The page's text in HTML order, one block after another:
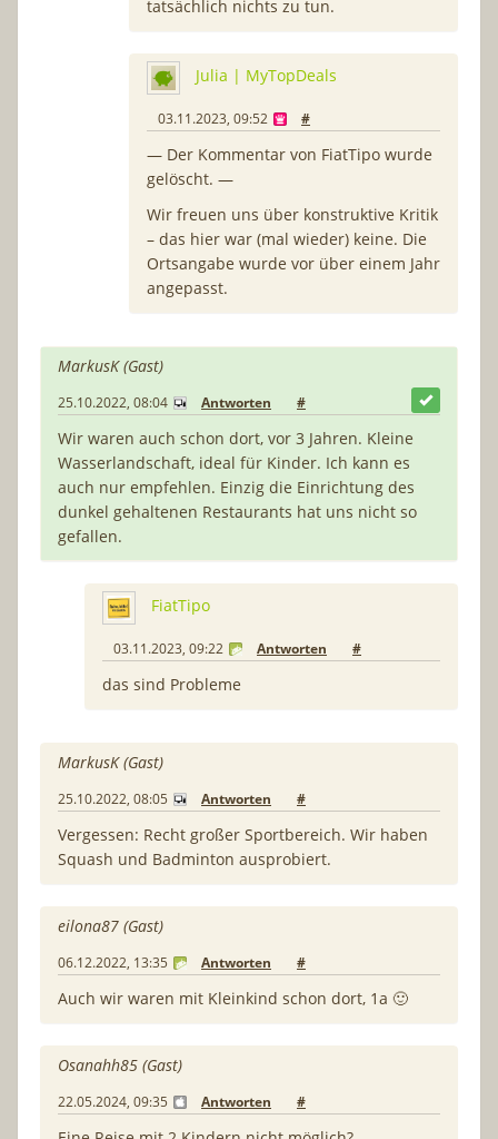
tatsächlich nichts zu tun.
Julia | MyTopDeals
03.11.2023, 09:52 #
— Der Kommentar von FiatTipo wurde
gelöscht. —
Wir freuen uns über konstruktive Kritik
– das hier war (mal wieder) keine. Die
Ortsangabe wurde vor über einem Jahr
angepasst.
MarkusK (Gast)
25.10.2022, 08:04 Antworten #
Wir waren auch schon dort, vor 3 Jahren. Kleine
Wasserlandschaft, ideal für Kinder. Ich kann es
auch nur empfehlen. Einzig die Einrichtung des
dunkel gehaltenen Restaurants hat uns nicht so
gefallen.
FiatTipo
03.11.2023, 09:22 Antworten #
das sind Probleme
MarkusK (Gast)
25.10.2022, 08:05 Antworten #
Vergessen: Recht großer Sportbereich. Wir haben
Squash und Badminton ausprobiert.
eilona87 (Gast)
06.12.2022, 13:35 Antworten #
Auch wir waren mit Kleinkind schon dort, 1a 🙂
Osanahh85 (Gast)
22.05.2024, 09:35 Antworten #